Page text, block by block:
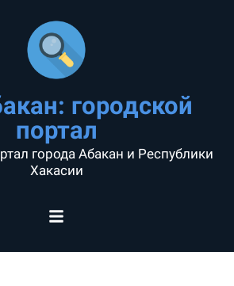
городской
портал
города Абакан и Республики
Хакасии